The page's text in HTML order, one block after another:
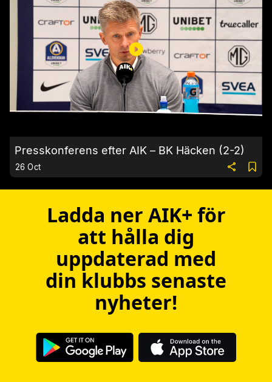
Presskonferens efter AIK – BK Häcken (2-2)
26 Oct
Ladda ner AIK+ för
att hålla dig
uppdaterad med
din klubbs senaste
nyheter!